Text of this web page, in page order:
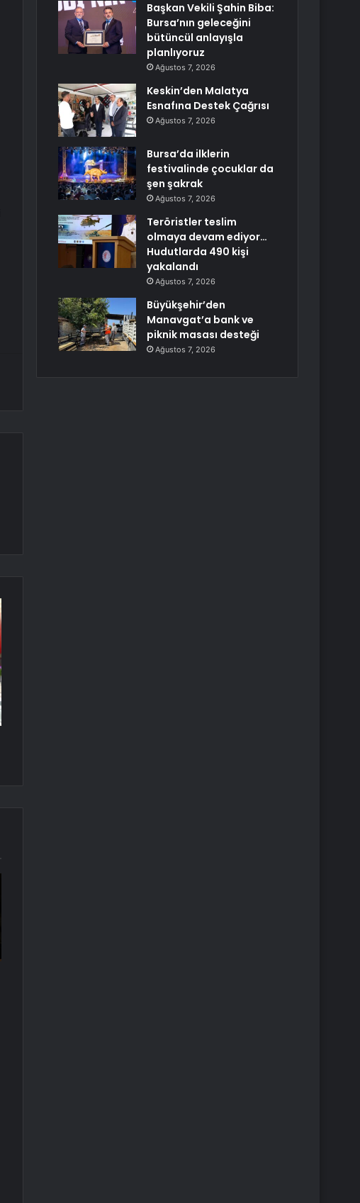
Başkan Vekili Şahin Biba:
Bursa’nın geleceğini
bütüncül anlayışla
planlıyoruz
Ağustos 7, 2026
Keskin’den Malatya
Esnafına Destek Çağrısı
Ağustos 7, 2026
Bursa’da ilklerin
festivalinde çocuklar da
şen şakrak
Ağustos 7, 2026
Teröristler teslim
olmaya devam ediyor…
Hudutlarda 490 kişi
yakalandı
Ağustos 7, 2026
Büyükşehir’den
Manavgat’a bank ve
piknik masası desteği
Ağustos 7, 2026